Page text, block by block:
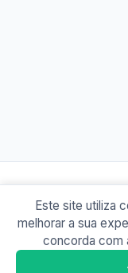
Sobre
Este site utiliza
melhorar a sua
concorda com